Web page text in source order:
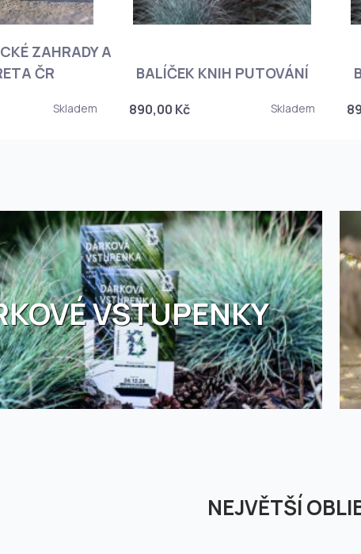
ZAHRADY A
ČR
Skladem
BALÍČEK KNIH PUTOVÁNÍ
890,00 Kč Skladem
VSTUPENKY
NEJVĚTŠÍ